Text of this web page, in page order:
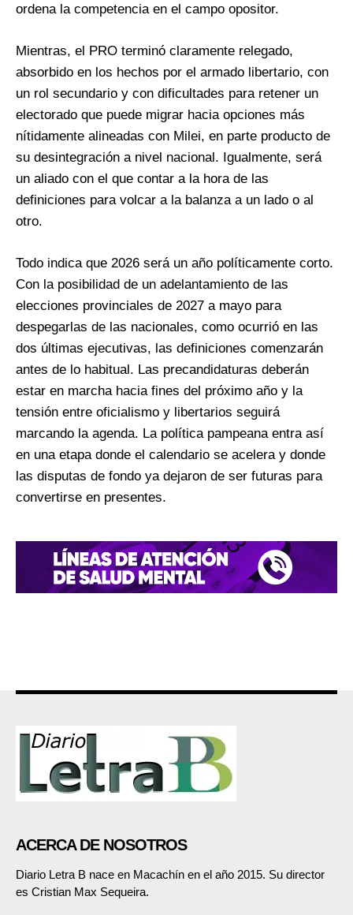
ordena la competencia en el campo opositor.
Mientras, el PRO terminó claramente relegado,
absorbido en los hechos por el armado libertario, con
un rol secundario y con dificultades para retener un
electorado que puede migrar hacia opciones más
nítidamente alineadas con Milei, en parte producto de
su desintegración a nivel nacional. Igualmente, será
un aliado con el que contar a la hora de las
definiciones para volcar a la balanza a un lado o al
otro.
Todo indica que 2026 será un año políticamente corto.
Con la posibilidad de un adelantamiento de las
elecciones provinciales de 2027 a mayo para
despegarlas de las nacionales, como ocurrió en las
dos últimas ejecutivas, las definiciones comenzarán
antes de lo habitual. Las precandidaturas deberán
estar en marcha hacia fines del próximo año y la
tensión entre oficialismo y libertarios seguirá
marcando la agenda. La política pampeana entra así
en una etapa donde el calendario se acelera y donde
las disputas de fondo ya dejaron de ser futuras para
convertirse en presentes.
ACERCA DE NOSOTROS
Diario Letra B nace en Macachín en el año 2015. Su director
es Cristian Max Sequeira.